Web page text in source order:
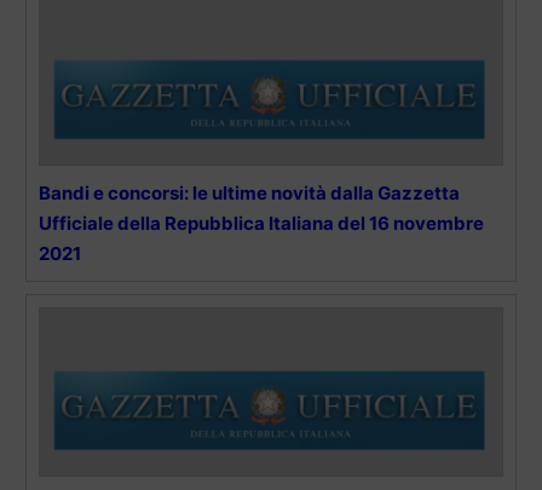
Bandi e concorsi: le ultime novità dalla Gazzetta
Ufficiale della Repubblica Italiana del 16 novembre
2021